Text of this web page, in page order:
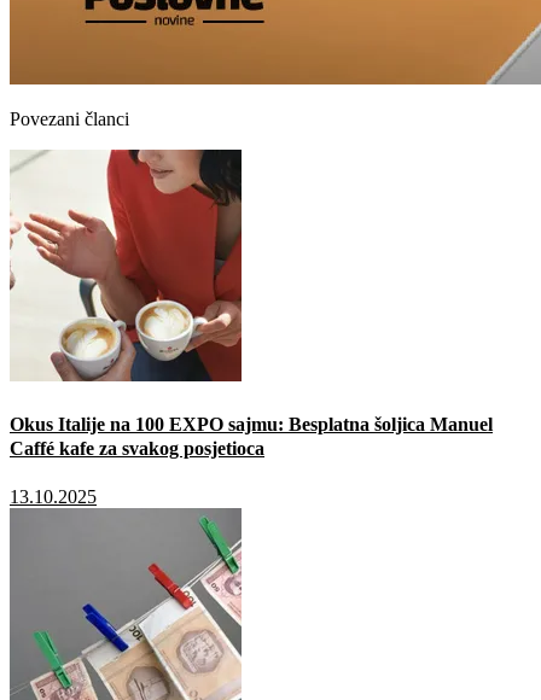
Povezani članci
Okus Italije na 100 EXPO sajmu: Besplatna šoljica Manuel
Caffé kafe za svakog posjetioca
13.10.2025